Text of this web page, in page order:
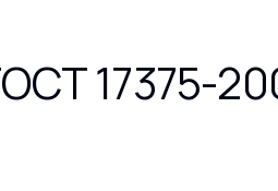
17375-